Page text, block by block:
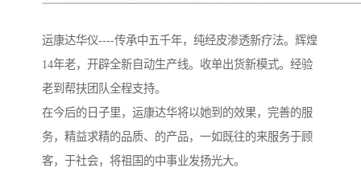
运康达华仪----传承中五千年，纯经皮渗透新疗法。辉煌
14年老，开辟全新自动生产线。收单出货新模式。经验
老到帮扶团队全程支持。
在今后的日子里，运康达华将以她到的效果，完善的服
务，精益求精的品质、的产品，一如既往的来服务于顾
客，于社会，将祖国的中事业发扬光大。